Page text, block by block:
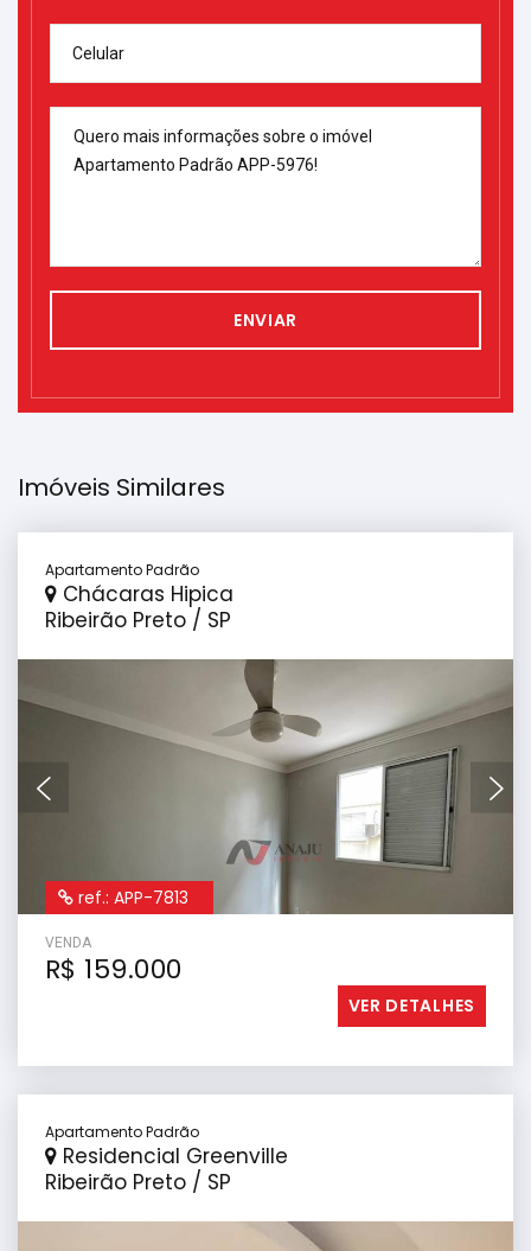
Celular
ENVIAR
Imóveis Similares
Apartamento Padrão
Chácaras Hipica
Ribeirão Preto / SP
ref.: APP-7813
VENDA
R$ 159.000
VER DETALHES
Apartamento Padrão
Residencial Greenville
Ribeirão Preto / SP